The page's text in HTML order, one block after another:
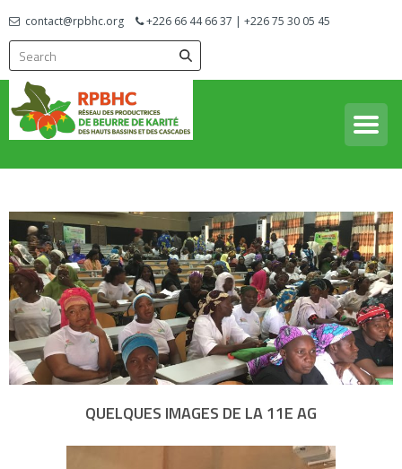
contact@rpbhc.org +226 66 44 66 37 | +226 75 30 05 45
RPBHC
Réseau des Productrices de Beurre de Karité des Hauts Bassins
QUELQUES IMAGES DE LA 11E AG